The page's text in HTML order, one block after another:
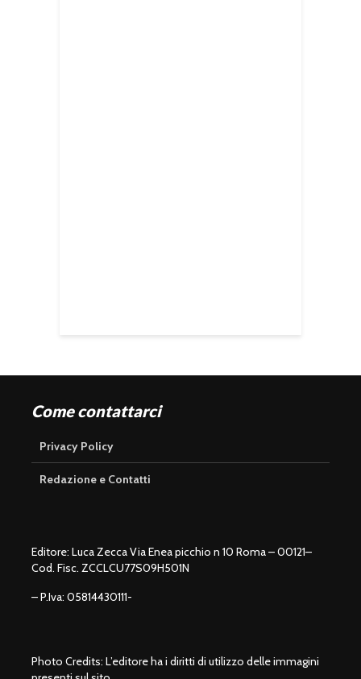
Come contattarci
Privacy Policy
Redazione e Contatti
Editore: Luca Zecca Via Enea picchio n 10 Roma – 00121–
Cod. Fisc. ZCCLCU77S09H501N
– P.Iva: 05814430111-
Photo Credits: L’editore ha i diritti di utilizzo delle immagini